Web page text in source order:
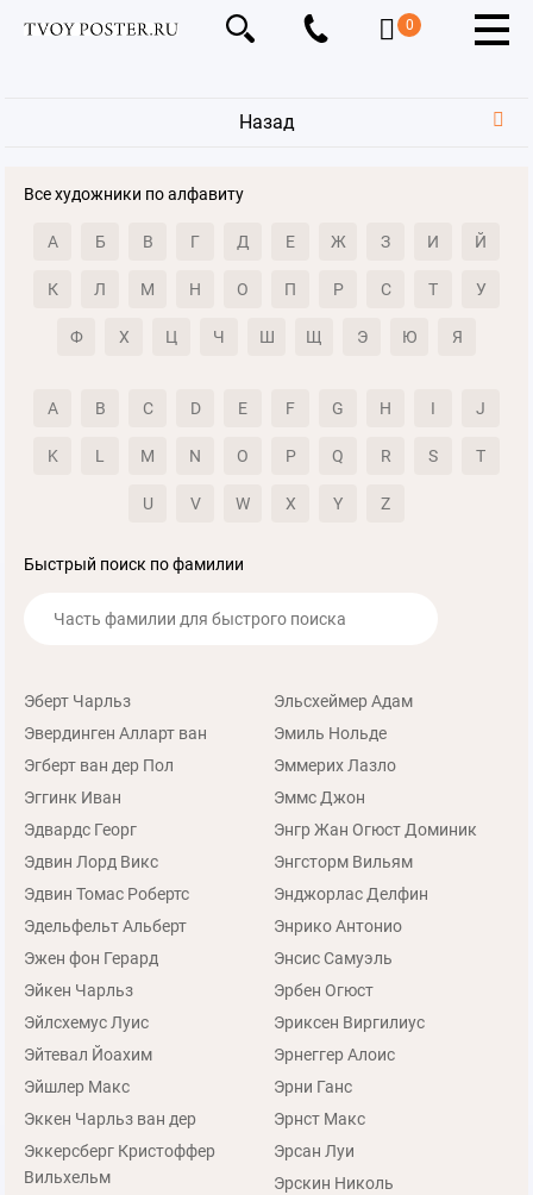
0
Назад
Все художники по алфавиту
А Б В Г Д Е Ж З И Й
К Л М Н О П Р С Т У
Ф Х Ц Ч Ш Щ Э Ю Я
A B C D E F G H I J
K L M N O P Q R S T
U V W X Y Z
Быстрый поиск по фамилии
Эберт Чарльз
Эвердинген Алларт ван
Эгберт ван дер Пол
Эггинк Иван
Эдвардс Георг
Эдвин Лорд Викс
Эдвин Томас Робертс
Эдельфельт Альберт
Эжен фон Герард
Эйкен Чарльз
Эйлсхемус Луис
Эйтевал Йоахим
Эйшлер Макс
Эккен Чарльз ван дер
Эккерсберг Кристоффер
Вильхельм
Эльсхеймер Адам
Эмиль Нольде
Эммерих Лазло
Эммс Джон
Энгр Жан Огюст Доминик
Энгсторм Вильям
Энджорлас Делфин
Энрико Антонио
Энсис Самуэль
Эрбен Огюст
Эриксен Виргилиус
Эрнеггер Алоис
Эрни Ганс
Эрнст Макс
Эрсан Луи
Эрскин Николь